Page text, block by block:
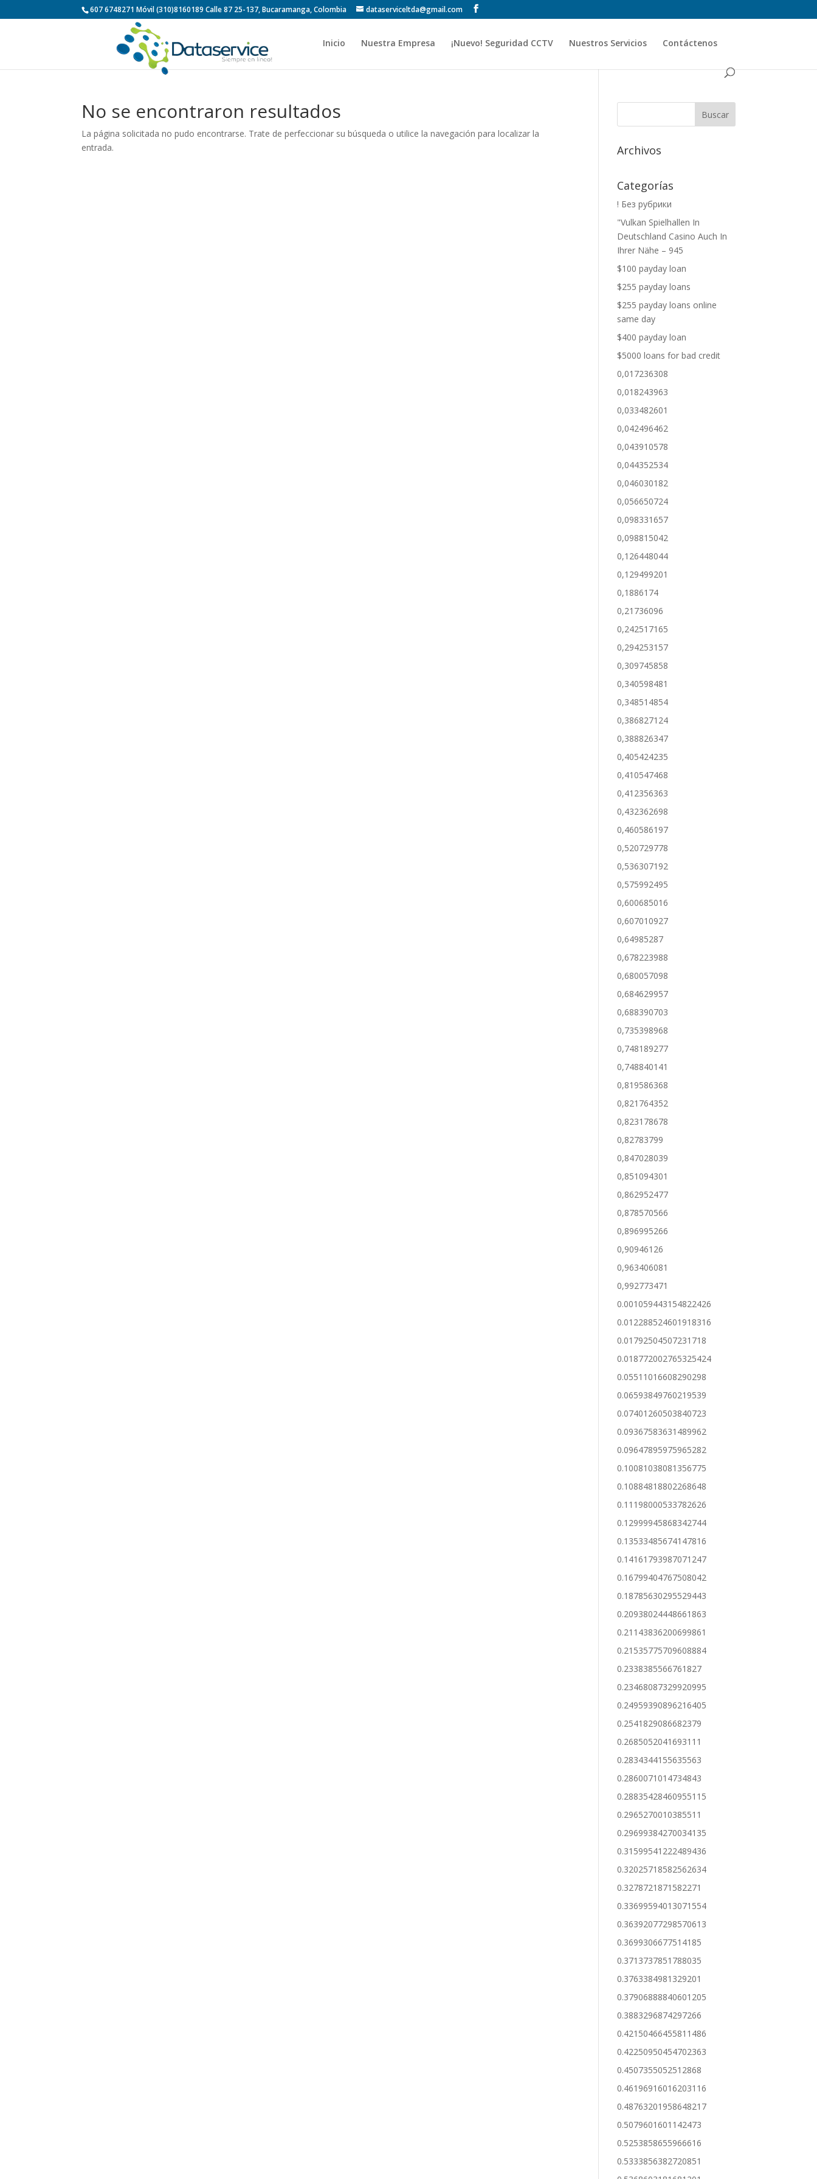
607 6748271 Móvil (310)8160189 Calle 87 25-137, Bucaramanga, Colombia dataserviceltda@gmail.com
Inicio Nuestra Empresa ¡Nuevo! Seguridad CCTV Nuestros Servicios Contáctenos
No se encontraron resultados
La página solicitada no pudo encontrarse. Trate de perfeccionar su búsqueda o utilice la navegación para localizar la
entrada.
Archivos
Categorías
! Без рубрики
"Vulkan Spielhallen In
Deutschland Casino Auch In
Ihrer Nähe – 945
$100 payday loan
$255 payday loans
$255 payday loans online
same day
$400 payday loan
$5000 loans for bad credit
0,017236308
0,018243963
0,033482601
0,042496462
0,043910578
0,044352534
0,046030182
0,056650724
0,098331657
0,098815042
0,126448044
0,129499201
0,1886174
0,21736096
0,242517165
0,294253157
0,309745858
0,340598481
0,348514854
0,386827124
0,388826347
0,405424235
0,410547468
0,412356363
0,432362698
0,460586197
0,520729778
0,536307192
0,575992495
0,600685016
0,607010927
0,64985287
0,678223988
0,680057098
0,684629957
0,688390703
0,735398968
0,748189277
0,748840141
0,819586368
0,821764352
0,823178678
0,82783799
0,847028039
0,851094301
0,862952477
0,878570566
0,896995266
0,90946126
0,963406081
0,992773471
0.001059443154822426
0.012288524601918316
0.01792504507231718
0.018772002765325424
0.05511016608290298
0.06593849760219539
0.07401260503840723
0.09367583631489962
0.09647895975965282
0.10081038081356775
0.10884818802268648
0.11198000533782626
0.12999945868342744
0.13533485674147816
0.14161793987071247
0.16799404767508042
0.18785630295529443
0.20938024448661863
0.21143836200699861
0.21535775709608884
0.2338385566761827
0.23468087329920995
0.24959390896216405
0.2541829086682379
0.2685052041693111
0.2834344155635563
0.2860071014734843
0.28835428460955115
0.2965270010385511
0.29699384270034135
0.31599541222489436
0.32025718582562634
0.3278721871582271
0.33699594013071554
0.36392077298570613
0.3699306677514185
0.3713737851788035
0.3763384981329201
0.37906888840601205
0.3883296874297266
0.42150466455811486
0.42250950454702363
0.4507355052512868
0.46196916016203116
0.48763201958648217
0.5079601601142473
0.5253858655966616
0.5333856382720851